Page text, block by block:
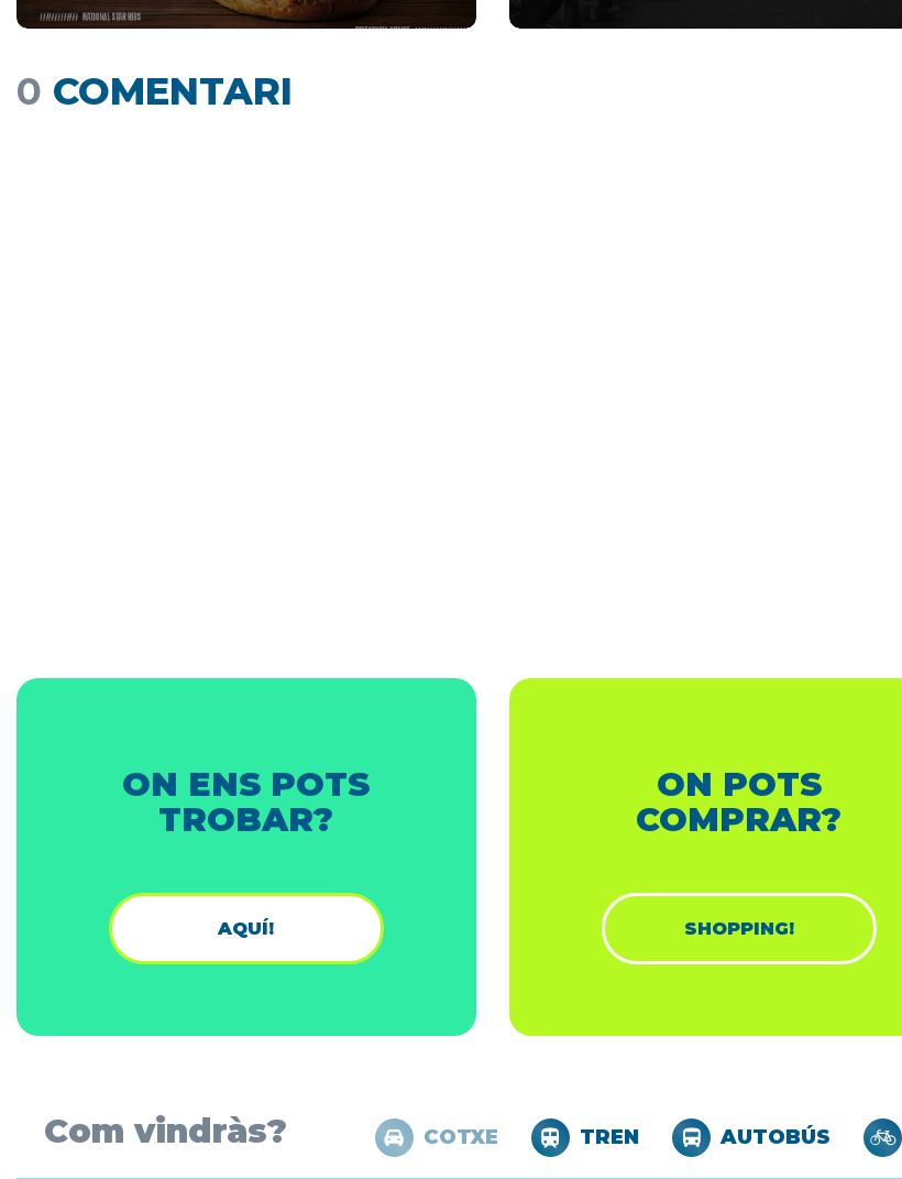
0 COMENTARI
ON ENS POTS
TROBAR?
AQUÍ!
ON POTS
COMPRAR?
SHOPPING!
Com vindràs? COTXE TREN AUTOBÚS